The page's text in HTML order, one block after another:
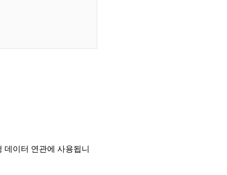
데이터 연관에 사용됩니